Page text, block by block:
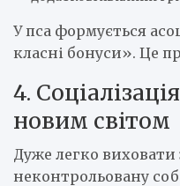
У пса формується
класні бонуси». Це
4.
новим світом
Дуже легко виховати
неконтрольовану